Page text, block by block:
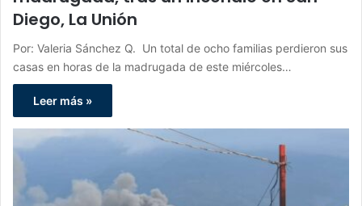
Diego, La Unión
Por: Valeria Sánchez Q. Un total de ocho familias perdieron sus
casas en horas de la madrugada de este miércoles…
Leer más »